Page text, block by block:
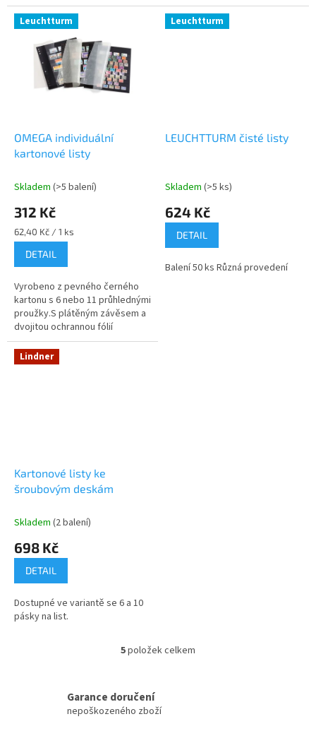
Leuchtturm
OMEGA individuální
kartonové listy
Skladem (>5 balení)
312 Kč
Měrná
cena:
62,40 Kč / 1 ks
DETAIL
Vyrobeno z pevného černého
kartonu s 6 nebo 11 průhlednými
proužky.S plátěným závěsem a
dvojitou ochrannou fólií
(pergamenovou nebo
průhlednou).Vnější formát: 252 x
303 mm
Leuchtturm
LEUCHTTURM čisté listy
Skladem (>5 ks)
624 Kč
DETAIL
Balení 50 ks Různá provedení
Lindner
Kartonové listy ke
šroubovým deskám
Skladem (2 balení)
698 Kč
DETAIL
Dostupné ve variantě se 6 a 10
pásky na list.
O
d
5položek celkem
Garance doručení
nepoškozeného zboží